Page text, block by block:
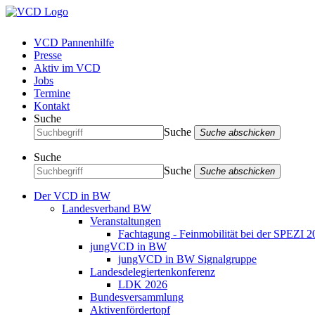
VCD Pannenhilfe
Presse
Aktiv im VCD
Jobs
Termine
Kontakt
Suche
Suche
Suche abschicken
Suche
Suche
Suche abschicken
Der VCD in BW
Landesverband BW
Veranstaltungen
Fachtagung - Feinmobilität bei der SPEZI
jungVCD in BW
jungVCD in BW Signalgruppe
Landesdelegiertenkonferenz
LDK 2026
Bundesversammlung
Aktivenfördertopf